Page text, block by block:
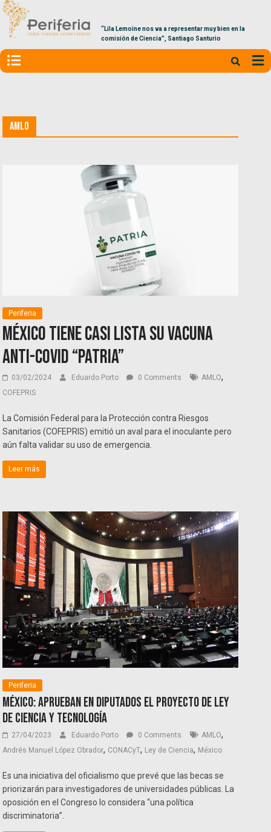
“Lila Lemoine nos va a representar muy bien en la
comisión de Ciencia”, Santiago Santurio
AMLO
Periferia
México tiene casi lista su vacuna
anti-Covid “Patria”
03/02/2024 Eduardo Porto 0 Comments AMLO,
COFEPRIS
La Comisión Federal para la Protección contra Riesgos
Sanitarios (COFEPRIS) emitió un aval para el inoculante pero
aún falta validar su uso de emergencia.
Leer más
Periferia
México: Aprueban en Diputados el proyecto de Ley
de Ciencia y Tecnología
27/04/2023 Eduardo Porto 0 Comments AMLO,
Andrés Manuel López Obrador, CONACyT, Ley de Ciencia, México
Es una iniciativa del oficialismo que prevé que las becas se
priorizarán para investigadores de universidades públicas. La
oposición en el Congreso lo considera “una política
discriminatoria”.